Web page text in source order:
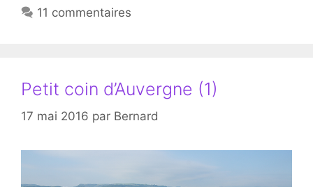
11 commentaires
Petit coin d’Auvergne (1)
17 mai 2016 par Bernard